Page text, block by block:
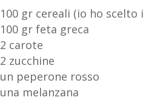
100 gr cereali (io ho
100 gr feta greca
2 carote
2 zucchine
un peperone rosso
una melanzana